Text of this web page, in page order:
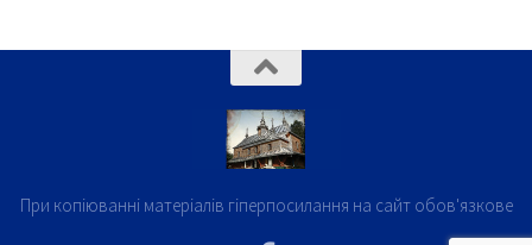
При копіюванні матеріалів гіперпосилання на сайт обов'язкове